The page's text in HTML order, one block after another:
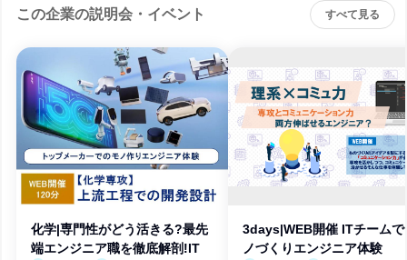
この企業の説明会・イベント すべて見る
化学|専門性がどう活きる?最先
端エンジニア職を徹底解剖!IT
3days|WEB開催 ITチームで
ノづくりエンジニア体験